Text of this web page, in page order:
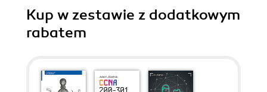
Kup w zestawie z dodatkowym
rabatem